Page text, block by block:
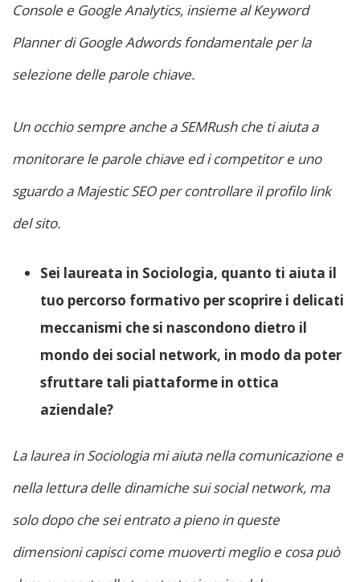
Console e Google Analytics, insieme al Keyword
Planner di Google Adwords fondamentale per la
selezione delle parole chiave.
Un occhio sempre anche a SEMRush che ti aiuta a
monitorare le parole chiave ed i competitor e uno
sguardo a Majestic SEO per controllare il profilo link
del sito.
Sei laureata in Sociologia, quanto ti aiuta il
tuo percorso formativo per scoprire i delicati
meccanismi che si nascondono dietro il
mondo dei social network, in modo da poter
sfruttare tali piattaforme in ottica
aziendale?
La laurea in Sociologia mi aiuta nella comunicazione e
nella lettura delle dinamiche sui social network, ma
solo dopo che sei entrato a pieno in queste
dimensioni capisci come muoverti meglio e cosa può